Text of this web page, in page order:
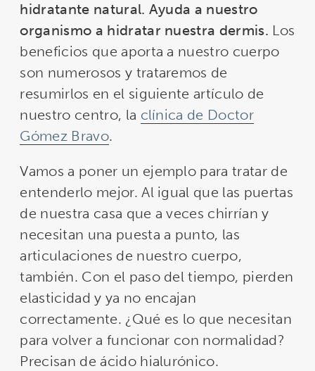
hidratante natural. Ayuda a nuestro
organismo a hidratar nuestra dermis. Los
beneficios que aporta a nuestro cuerpo
son numerosos y trataremos de
resumirlos en el siguiente artículo de
nuestro centro, la clínica de Doctor
Gómez Bravo.
Vamos a poner un ejemplo para tratar de
entenderlo mejor. Al igual que las puertas
de nuestra casa que a veces chirrían y
necesitan una puesta a punto, las
articulaciones de nuestro cuerpo,
también. Con el paso del tiempo, pierden
elasticidad y ya no encajan
correctamente. ¿Qué es lo que necesitan
para volver a funcionar con normalidad?
Precisan de ácido hialurónico.